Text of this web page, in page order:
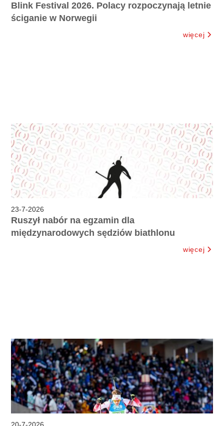
Blink Festival 2026. Polacy rozpoczynają letnie
ściganie w Norwegii
więcej
23-7-2026
Ruszył nabór na egzamin dla
międzynarodowych sędziów biathlonu
więcej
20-7-2026